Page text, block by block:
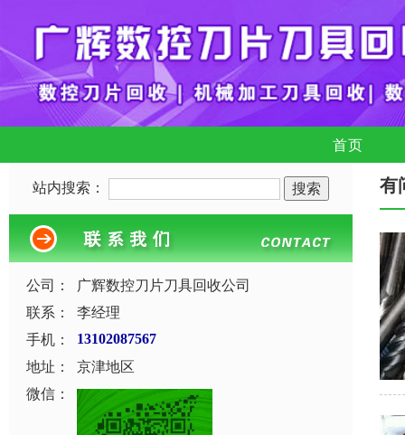
首页
站内搜索：
公司：
广辉数控刀片刀具回收公司
联系：
李经理
手机：
13102087567
地址：
京津地区
微信：
有